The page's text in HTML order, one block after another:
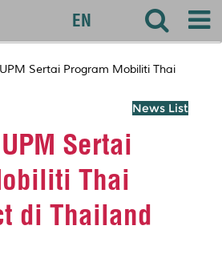
EN
Sertai Program Mobiliti Thai
News List
Sertai
Thai
di Thailand